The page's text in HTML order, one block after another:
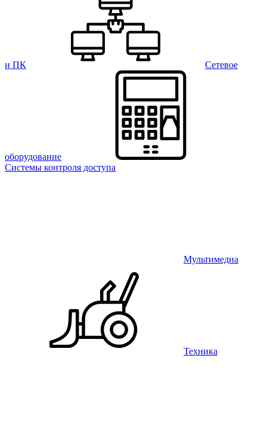
и ПК Сетевое
оборудование
Системы контроля доступа
Мультимедиа
Техника